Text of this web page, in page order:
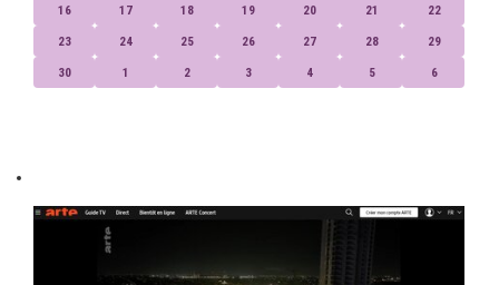
16 17 18 19 20 21 22
23 24 25 26 27 28 29
30 1 2 3 4 5 6